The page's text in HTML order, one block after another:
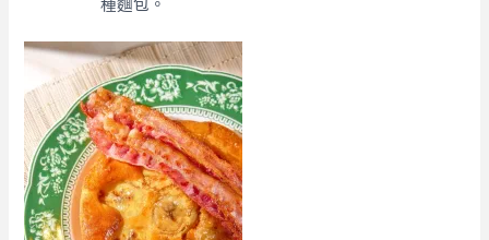
種麵包。